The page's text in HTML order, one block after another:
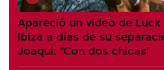
Apareció un video de
Ibiza a días de su
Joaqui: "Con dos chicas"